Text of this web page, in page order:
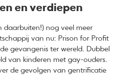
en verdiepen
daarbuiten!) nog veel meer
van nu: Prison for Profit
gevangenis ter wereld. Dubbel
van kinderen met gay-ouders.
de gevolgen van gentrificatie